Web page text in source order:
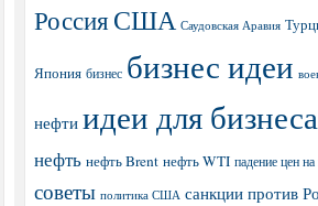
РоссияСША Саудовская Аравия
Япония бизнес бизнес идеи
нефти идеи для бизнеса
нефть нефть Brent нефть WTI падение цен
советы политика США санкции против